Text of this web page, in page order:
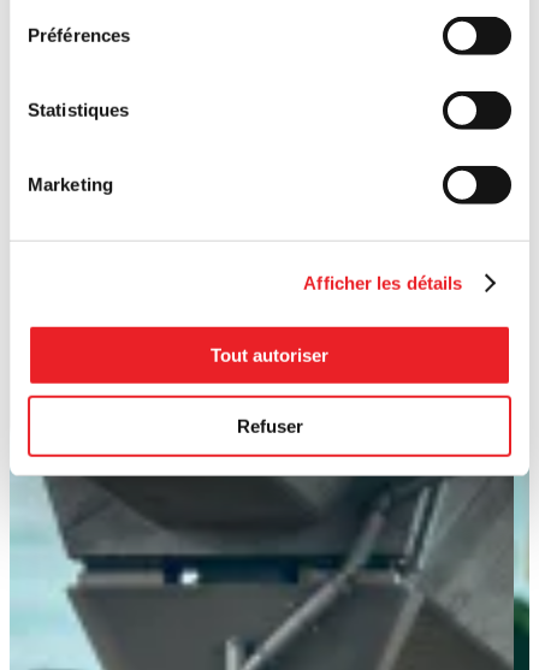
Préférences
Statistiques
Marketing
Afficher les détails
Tout autoriser
Refuser